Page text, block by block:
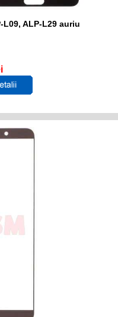
L09, ALP-L29 auriu